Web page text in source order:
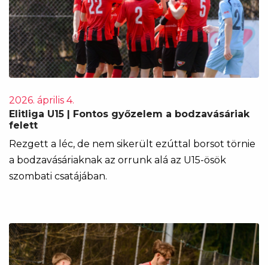
2026. április 4.
Elitliga U15 | Fontos győzelem a bodzavásáriak
felett
Rezgett a léc, de nem sikerült ezúttal borsot törnie
a bodzavásáriaknak az orrunk alá az U15-ösök
szombati csatájában.